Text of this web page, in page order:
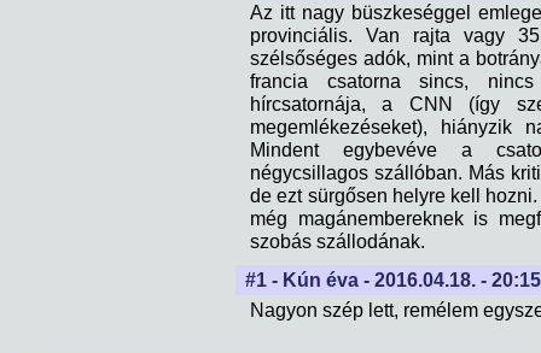
Az itt nagy büszkeséggel
provinciális. Van rajta vagy
szélsőséges adók, mint a
francia csatorna sincs,
hírcsatornája, a CNN (így
megemlékezéseket), hiányzik
Mindent egybevéve a
négycsillagos szállóban. Más
de ezt sürgősen helyre kell
még magánembereknek is
szobás szállodának.
#1 - Kún éva - 2016.04.18. -
Nagyon szép lett, remélem